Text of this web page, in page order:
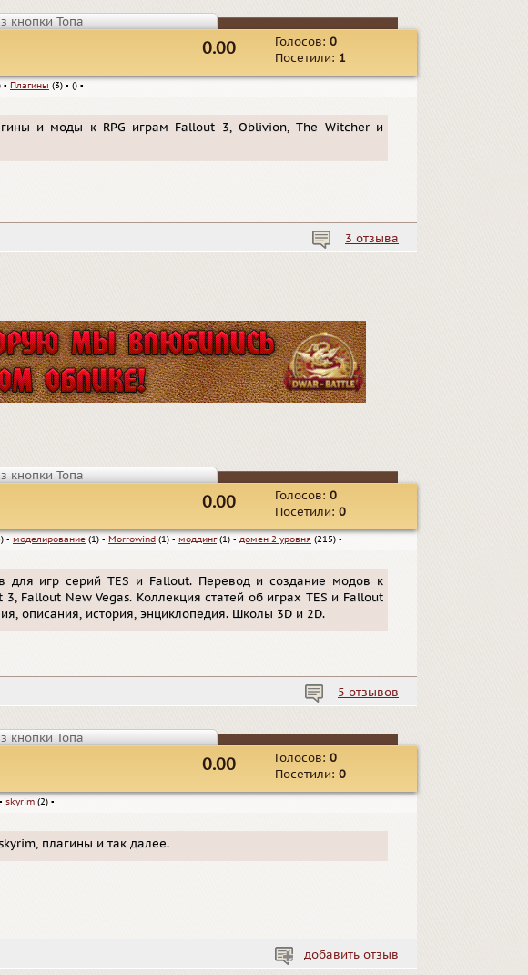
кнопки Топа
Голосов: 0
Посетили: 1
0.00
▪ Плагины (3) ▪ () ▪
и моды к RPG играм Fallout 3, Oblivion, The Witcher и
3 отзыва
кнопки Топа
Голосов: 0
Посетили: 0
0.00
▪ моделирование (1) ▪ Morrowind (1) ▪ моддинг(1) ▪ домен 2 уровня (215) ▪
для игр серий TES и Fallout. Перевод и создание модов к
Fallout New Vegas. Коллекция статей об играх TES и Fallout
описания, история, энциклопедия. Школы 3D и 2D.
5 отзывов
кнопки Топа
Голосов: 0
Посетили: 0
0.00
▪ skyrim (2) ▪
плагины и так далее.
добавить отзыв